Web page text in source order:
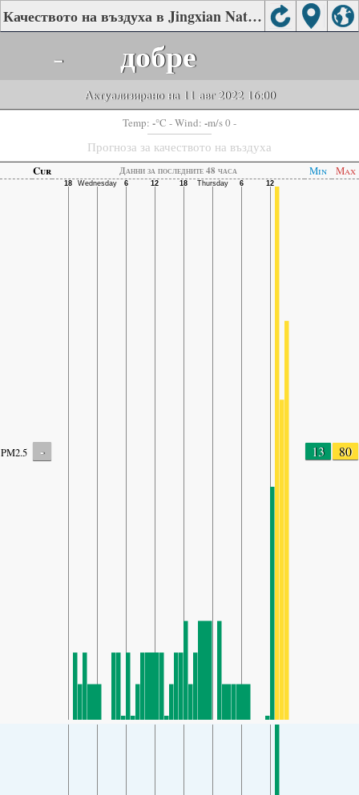
Качеството на въздуха в Jingxian National Tower Test Center, Hengshui
- добре
Актуализирано на 11 авг 2022 16:00
Temp: -°C - Wind: -m/s 0 -
Прогноза за качеството на въздуха
Cur Данни за последните 48 часа Min Max
PM2.5 - 13 80